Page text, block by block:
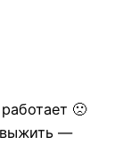
🙁
выжить —